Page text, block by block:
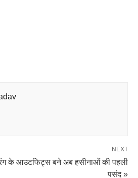
NEXT
के आउटफिट्स बने अब हसीनाओं की पहली
पसंद »